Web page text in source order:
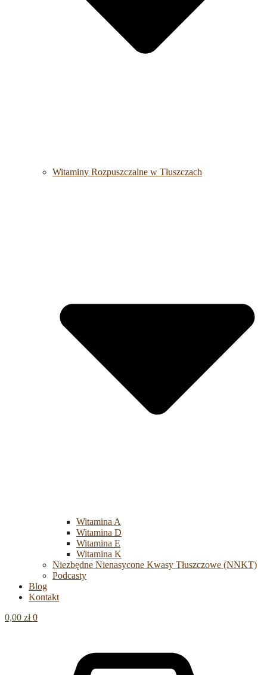
Witaminy Rozpuszczalne w Tłuszczach
Witamina A
Witamina D
Witamina E
Witamina K
Niezbędne Nienasycone Kwasy Tłuszczowe (NNKT)
Podcasty
Blog
Kontakt
0,00 zł 0